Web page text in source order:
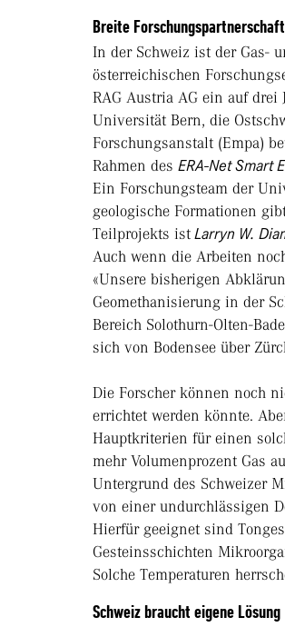
Breite Forschungspartnerschaft
In der Schweiz ist der Gas-
österreichischen
RAG Austria AG ein auf drei
Universität Bern, die
Forschungsanstalt (Empa)
Rahmen des ERA-Net Smart
Ein Forschungsteam der
geologische Formationen
Teilprojekts ist Larryn W.
Auch wenn die Arbeiten
«Unsere bisherigen
Geomethanisierung in der
Bereich Solothurn-Olten-
sich von Bodensee über
Die Forscher können noch
errichtet werden könnte.
Hauptkriterien für einen
mehr Volumenprozent Gas
Untergrund des Schweizer
von einer undurchlässigen
Hierfür geeignet sind
Gesteinsschichten
Solche Temperaturen
Schweiz braucht eigene Lösung